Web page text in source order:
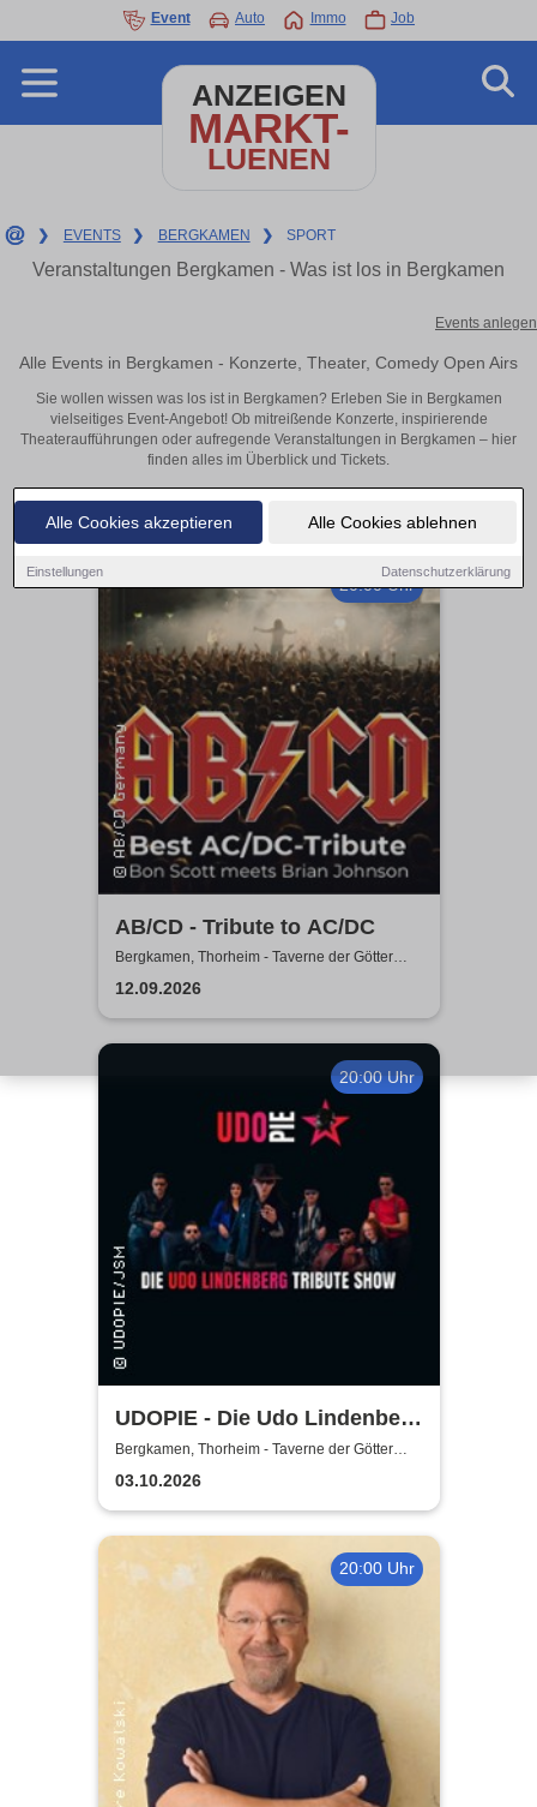
Alle Cookies akzeptieren Alle Cookies ablehnen
Einstellungen Datenschutzerklärung
Event Auto Immo Job
ANZEIGEN
MARKT-
LUENEN
❯ EVENTS ❯ BERGKAMEN ❯ SPORT
Veranstaltungen Bergkamen - Was ist los in Bergkamen
Events anlegen
Alle Events in Bergkamen - Konzerte, Theater, Comedy Open Airs
Sie wollen wissen was los ist in Bergkamen? Erleben Sie in Bergkamen
vielseitiges Event-Angebot! Ob mitreißende Konzerte, inspirierende
Theateraufführungen oder aufregende Veranstaltungen in Bergkamen – hier
finden alles im Überblick und Tickets.
20:00 Uhr
AB/CD - Tribute to AC/DC
Bergkamen, Thorheim - Taverne der Götter
Bergkamen
12.09.2026
20:00 Uhr
UDOPIE - Die Udo Lindenberg
Tribute Show
Bergkamen, Thorheim - Taverne der Götter
Bergkamen
03.10.2026
20:00 Uhr